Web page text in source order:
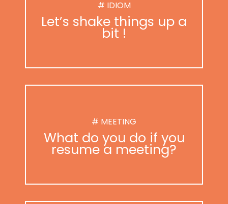
# IDIOM
Let’s shake things up a
bit !
# MEETING
What do you do if you
resume a meeting?